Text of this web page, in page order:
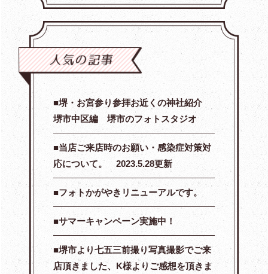
堺・お宮参り参拝お近くの神社紹介
堺市中区編 堺市のフォトスタジオ
当店ご来店時のお願い・感染症対策対
応について。 2023.5.28更新
フォトかがやきリニューアルです。
サマーキャンペーン実施中！
堺市より七五三前撮り写真撮影でご来
店頂きました、K様よりご感想を頂きま